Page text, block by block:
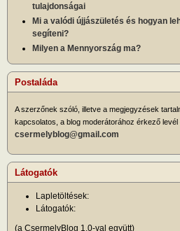
tulajdonságai
Mi a valódi újjászületés és hogyan
segíteni?
Milyen a Mennyország ma?
Postaláda
A szerzőnek szóló, illetve a megjegyzések
kapcsolatos, a blog moderátorához érkező
csermelyblog@gmail.com
Látogatók
Lapletöltések:
Látogatók:
(a CsermelyBlog 1.0-val együtt)